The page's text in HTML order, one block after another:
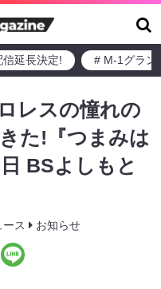
信延長決定! # M-1グラン
レスの憧れの
た!『つまみは
BSよしもと
ース お知らせ